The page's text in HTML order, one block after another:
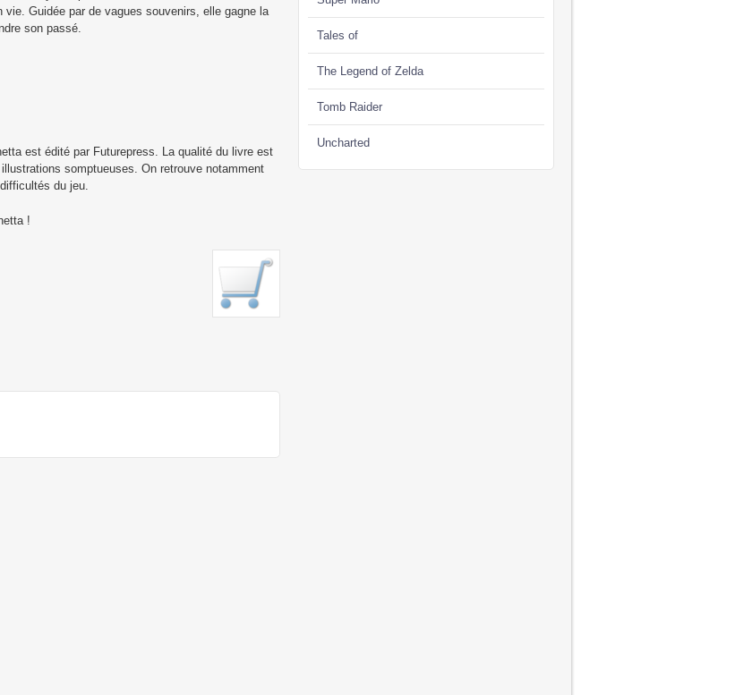
Guidée par de vagues souvenirs, elle gagne la
son passé.
est édité par Futurepress. La qualité du livre est
somptueuses. On retrouve notamment
du jeu.
!
Tales of
The Legend of Zelda
Tomb Raider
Uncharted